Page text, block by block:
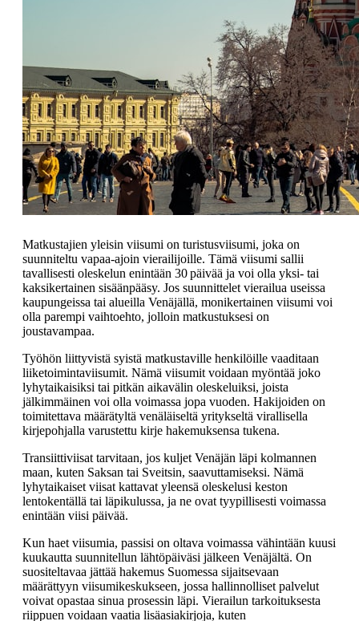
Matkustajien yleisin viisumi on turistusviisumi, joka on
suunniteltu vapaa-ajoin vierailijoille. Tämä viisumi sallii
tavallisesti oleskelun enintään 30 päivää ja voi olla yksi- tai
kaksikertainen sisäänpääsy. Jos suunnittelet vierailua useissa
kaupungeissa tai alueilla Venäjällä, monikertainen viisumi voi
olla parempi vaihtoehto, jolloin matkustuksesi on
joustavampaa.
Työhön liittyvistä syistä matkustaville henkilöille vaaditaan
liiketoimintaviisumit. Nämä viisumit voidaan myöntää joko
lyhytaikaisiksi tai pitkän aikavälin oleskeluiksi, joista
jälkimmäinen voi olla voimassa jopa vuoden. Hakijoiden on
toimitettava määrätyltä venäläiseltä yritykseltä virallisella
kirjepohjalla varustettu kirje hakemuksensa tukena.
Transiittiviisat tarvitaan, jos kuljet Venäjän läpi kolmannen
maan, kuten Saksan tai Sveitsin, saavuttamiseksi. Nämä
lyhytaikaiset viisat kattavat yleensä oleskelusi keston
lentokentällä tai läpikulussa, ja ne ovat tyypillisesti voimassa
enintään viisi päivää.
Kun haet viisumia, passisi on oltava voimassa vähintään kuusi
kuukautta suunnitellun lähtöpäiväsi jälkeen Venäjältä. On
suositeltavaa jättää hakemus Suomessa sijaitsevaan
määrättyyn viisumikeskukseen, jossa hallinnolliset palvelut
voivat opastaa sinua prosessin läpi. Vierailun tarkoituksesta
riippuen voidaan vaatia lisäasiakirjoja, kuten